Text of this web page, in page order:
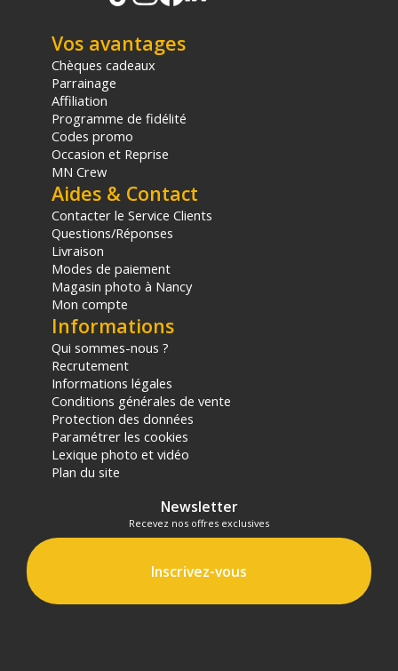
Vos avantages
Chèques cadeaux
Parrainage
Affiliation
Programme de fidélité
Codes promo
Occasion et Reprise
MN Crew
Aides & Contact
Contacter le Service Clients
Questions/Réponses
Livraison
Modes de paiement
Magasin photo à Nancy
Mon compte
Informations
Qui sommes-nous ?
Recrutement
Informations légales
Conditions générales de vente
Protection des données
Paramétrer les cookies
Lexique photo et vidéo
Plan du site
Newsletter
Recevez nos offres exclusives
Inscrivez-vous